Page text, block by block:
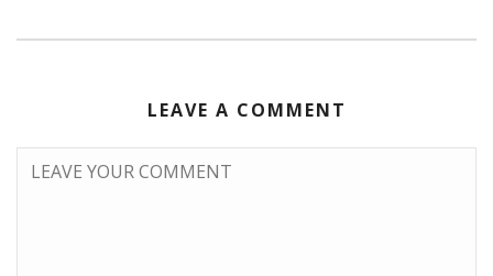
LEAVE A COMMENT